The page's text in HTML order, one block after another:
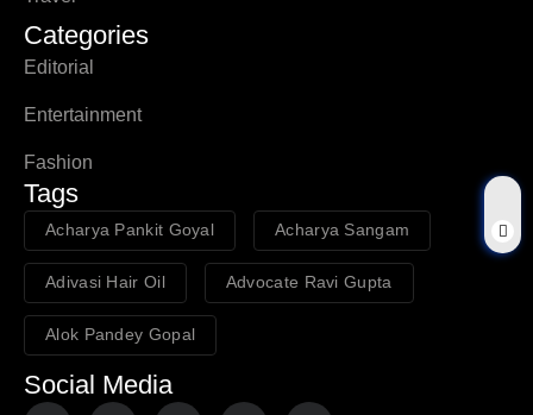
Categories
Editorial
Entertainment
Fashion
Tags
Acharya Pankit Goyal Acharya Sangam
Adivasi Hair Oil Advocate Ravi Gupta
Alok Pandey Gopal
Social Media